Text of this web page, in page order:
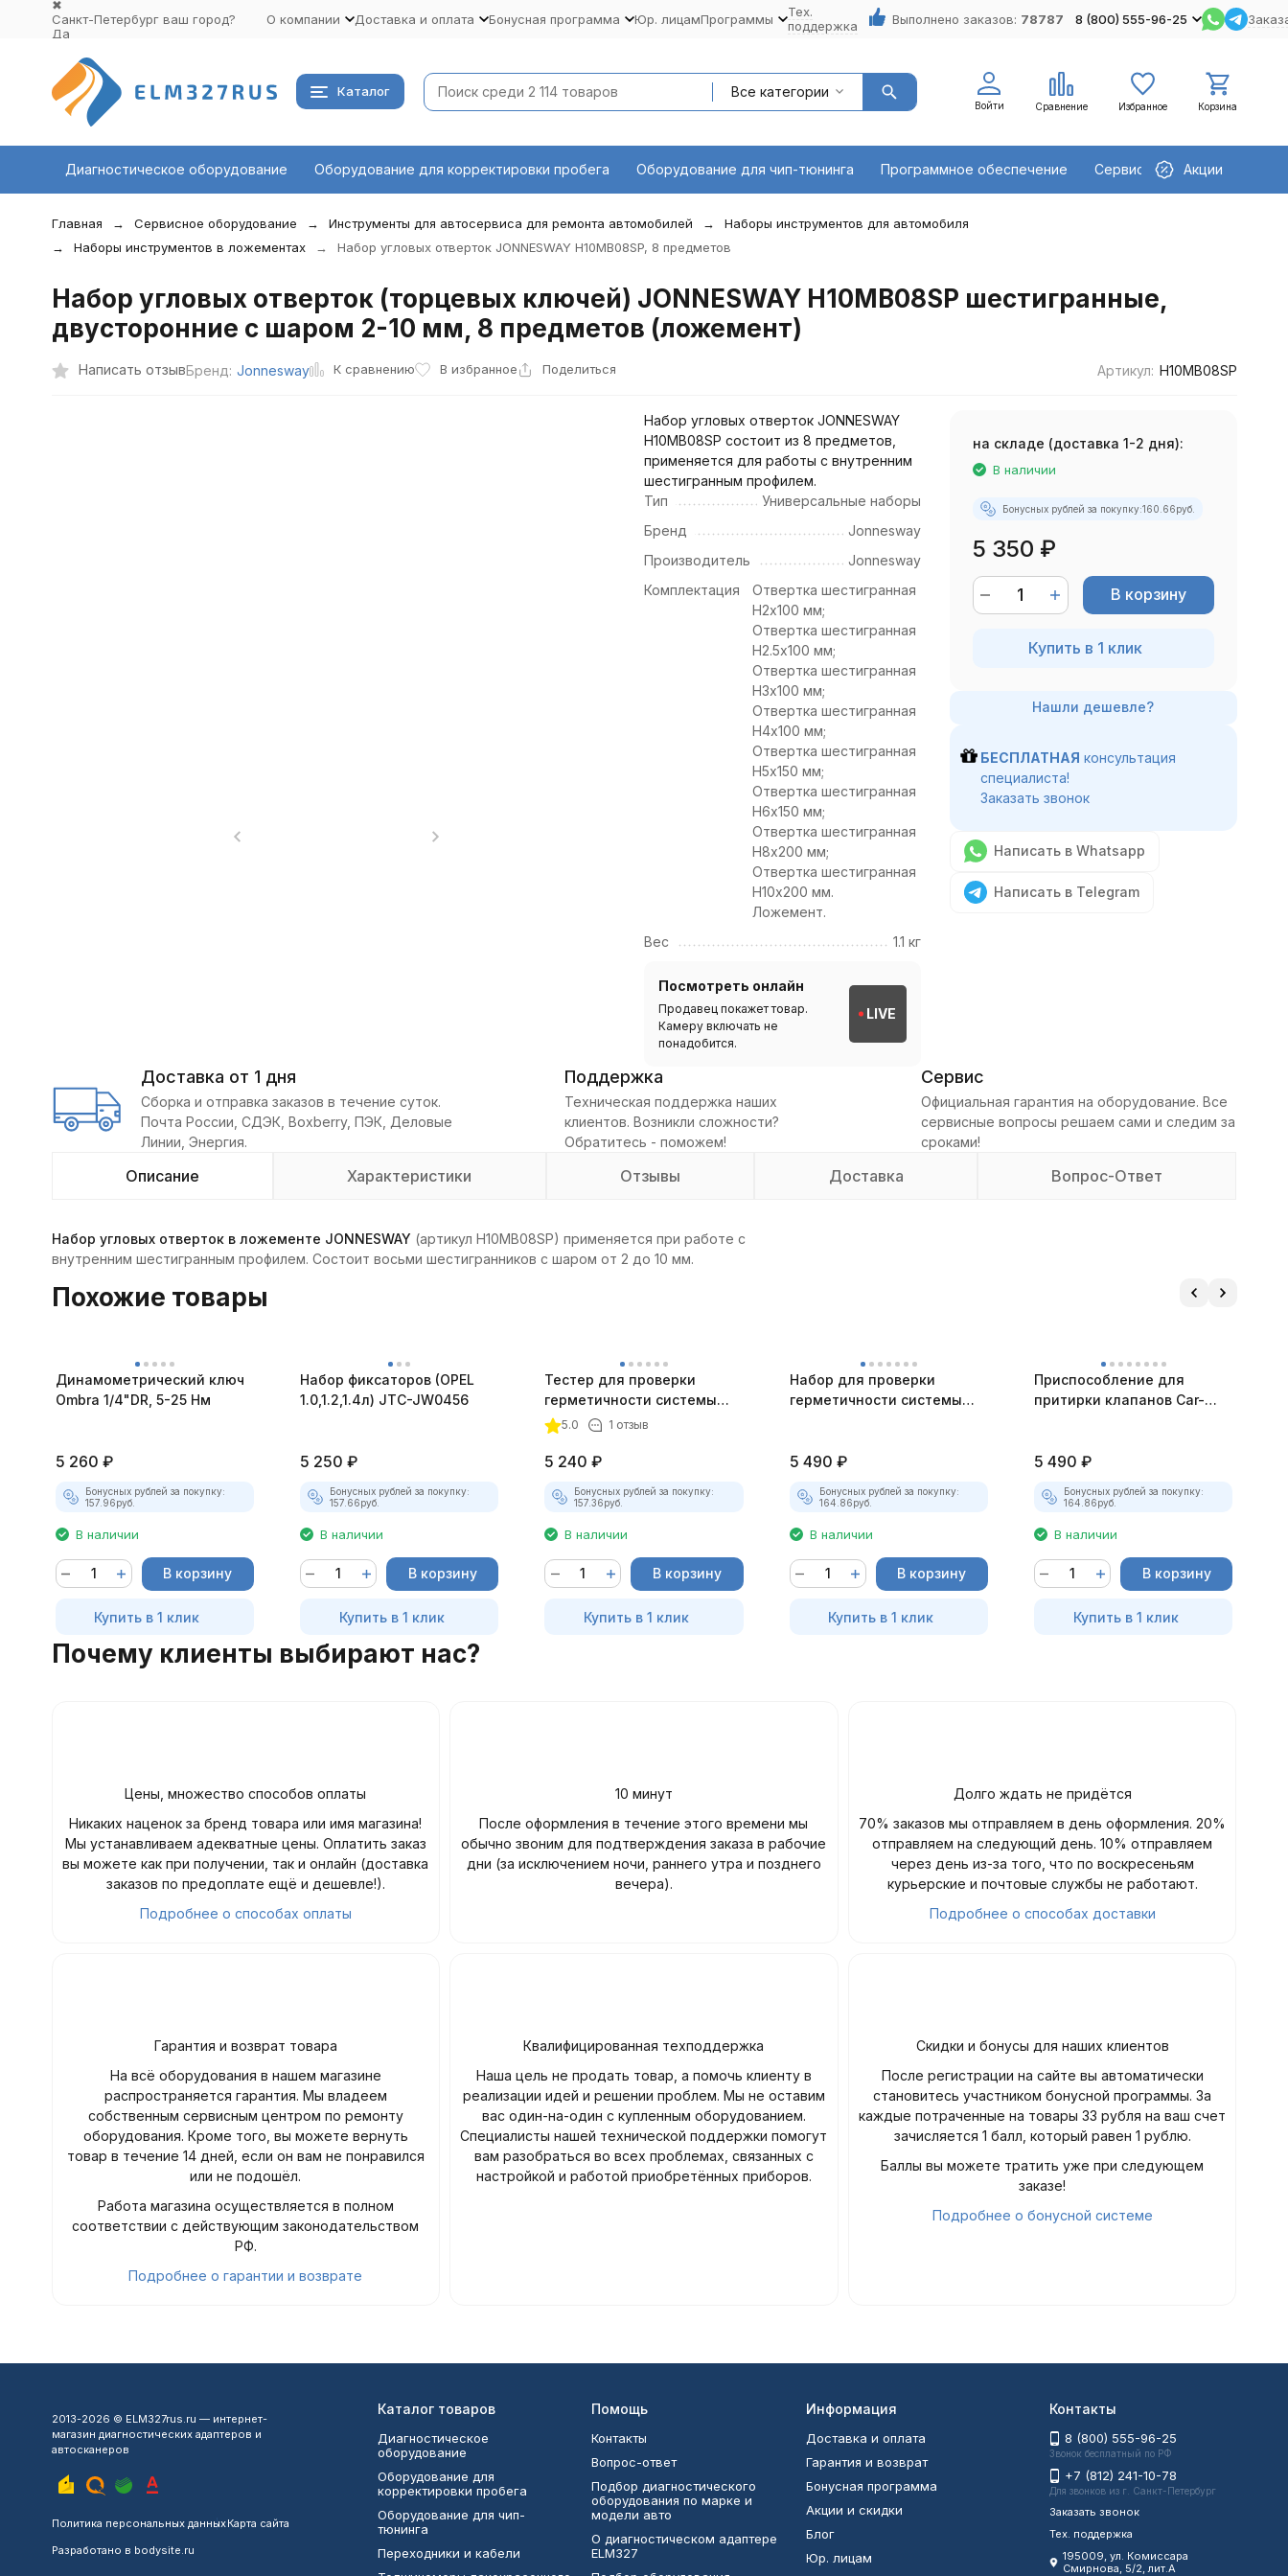
✖
Санкт-Петербург ваш город?
Да
О компании Доставка и оплата Бонусная программа Юр. лицамПрограммы
Тех.
поддержка
Выполнено заказов: 78787 8 (800) 555-96-25
Каталог Все категории
Войти Сравнение Избранное Корзина
Диагностическое оборудование Оборудование для корректировки пробега Оборудование для чип-тюнинга Программное обеспечение Сервисное оборудование
Акции
Главная Сервисное оборудование Инструменты для автосервиса для ремонта автомобилей
Наборы инструментов для автомобиля
Наборы инструментов в ложементах
Набор угловых отверток JONNESWAY H10MB08SP, 8 предметов
Набор угловых отверток (торцевых ключей) JONNESWAY H10MB08SP шестигранные,
двусторонние с шаром 2-10 мм, 8 предметов (ложемент)
Написать отзывБренд: Jonnesway К сравнению В избранное Поделиться Артикул: H10MB08SP
Набор угловых отверток JONNESWAY
H10MB08SP состоит из 8 предметов,
применяется для работы с внутренним
шестигранным профилем.
Тип
Универсальные наборы
Бренд
Jonnesway
Производитель
Jonnesway
Комплектация
Отвертка шестигранная
H2х100 мм;
Отвертка шестигранная
H2.5х100 мм;
Отвертка шестигранная
H3х100 мм;
Отвертка шестигранная
H4х100 мм;
Отвертка шестигранная
H5х150 мм;
Отвертка шестигранная
H6х150 мм;
Отвертка шестигранная
H8х200 мм;
Отвертка шестигранная
H10х200 мм.
Ложемент.
Вес
1.1 кг
Посмотреть онлайн
Продавец покажет товар.
Камеру включать не
понадобится.
LIVE
на складе (доставка 1-2 дня):
В наличии
Бонусных рублей за покупку:160.66руб.
5 350 ₽
В корзину
Купить в 1 клик
БЕСПЛАТНАЯ консультация
специалиста!
Заказать звонок
Написать в Whatsapp
Написать в Telegram
Доставка от 1 дня
Сборка и отправка заказов в течение суток.
Почта России, СДЭК, Boxberry, ПЭК, Деловые
Линии, Энергия.
Поддержка
Техническая поддержка наших
клиентов. Возникли сложности?
Обратитесь - поможем!
Сервис
Официальная гарантия на оборудование. Все
сервисные вопросы решаем сами и следим за
сроками!
Описание Характеристики Отзывы Доставка Вопрос-Ответ
Набор угловых отверток в ложементе JONNESWAY (артикул H10MB08SP) применяется при работе с
внутренним шестигранным профилем. Состоит восьми шестигранников с шаром от 2 до 10 мм.
Похожие товары
Динамометрический ключ
Ombra 1/4"DR, 5-25 Нм
5 260 ₽
Бонусных рублей за покупку:
157.96руб.
В наличии
В корзину
Купить в 1 клик
Набор фиксаторов (OPEL
1.0,1.2,1.4л) JTC-JW0456
5 250 ₽
Бонусных рублей за покупку:
157.66руб.
В наличии
В корзину
Купить в 1 клик
Тестер для проверки
герметичности системы
охлаждения Car-Tool
5.0 1 отзыв
5 240 ₽
Бонусных рублей за покупку:
157.36руб.
В наличии
В корзину
Купить в 1 клик
Набор для проверки
герметичности системы
5 490 ₽
Бонусных рублей за покупку:
164.86руб.
В наличии
В корзину
Купить в 1 клик
Приспособление для
притирки клапанов Car-
5 490 ₽
Бонусных рублей за покупку:
164.86руб.
В наличии
В корзину
Купить в 1 клик
Почему клиенты выбирают нас?
Цены, множество способов оплаты
Никаких наценок за бренд товара или имя магазина!
Мы устанавливаем адекватные цены. Оплатить заказ
вы можете как при получении, так и онлайн (доставка
заказов по предоплате ещё и дешевле!).
Подробнее о способах оплаты
10 минут
После оформления в течение этого времени мы
обычно звоним для подтверждения заказа в рабочие
дни (за исключением ночи, раннего утра и позднего
вечера).
Долго ждать не придётся
70% заказов мы отправляем в день оформления. 20%
отправляем на следующий день. 10% отправляем
через день из-за того, что по воскресеньям
курьерские и почтовые службы не работают.
Подробнее о способах доставки
Гарантия и возврат товара
На всё оборудования в нашем магазине
распространяется гарантия. Мы владеем
собственным сервисным центром по ремонту
оборудования. Кроме того, вы можете вернуть
товар в течение 14 дней, если он вам не понравился
или не подошёл.
Работа магазина осуществляется в полном
соответствии с действующим законодательством
РФ.
Подробнее о гарантии и возврате
Квалифицированная техподдержка
Наша цель не продать товар, а помочь клиенту в
реализации идей и решении проблем. Мы не оставим
вас один-на-один с купленным оборудованием.
Специалисты нашей технической поддержки помогут
вам разобраться во всех проблемах, связанных с
настройкой и работой приобретённых приборов.
Скидки и бонусы для наших клиентов
После регистрации на сайте вы автоматически
становитесь участником бонусной программы. За
каждые потраченные на товары 33 рубля на ваш счет
зачисляется 1 балл, который равен 1 рублю.
Баллы вы можете тратить уже при следующем
заказе!
Подробнее о бонусной системе
2013-2026 © ELM327rus.ru — интернет-
магазин диагностических адаптеров и
автосканеров
Политика персональных данныхКарта сайта
Разработано в bodysite.ru
Каталог товаров
Диагностическое
оборудование
Оборудование для
корректировки пробега
Оборудование для чип-
тюнинга
Переходники и кабели
Помощь
Контакты
Вопрос-ответ
Подбор диагностического
оборудования по марке и
модели авто
О диагностическом адаптере
ELM327
Информация
Доставка и оплата
Гарантия и возврат
Бонусная программа
Акции и скидки
Блог
Юр. лицам
Контакты
8 (800) 555-96-25
Звонок бесплатный по РФ
+7 (812) 241-10-78
Для звонков из г. Санкт-Петербург
Заказать звонок
Тех. поддержка
195009, ул. Комиссара
Смирнова, 5/2, лит.А